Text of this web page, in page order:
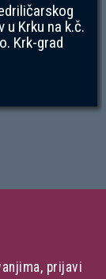
u Krku na k.č.
Krk-grad
prijavi